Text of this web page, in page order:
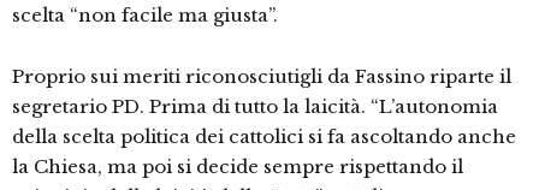
scelta “non facile ma giusta”.
Proprio sui meriti riconosciutigli da Fassino riparte il
segretario PD. Prima di tutto la laicità. “L’autonomia
della scelta politica dei cattolici si fa ascoltando anche
la Chiesa, ma poi si decide sempre rispettando il